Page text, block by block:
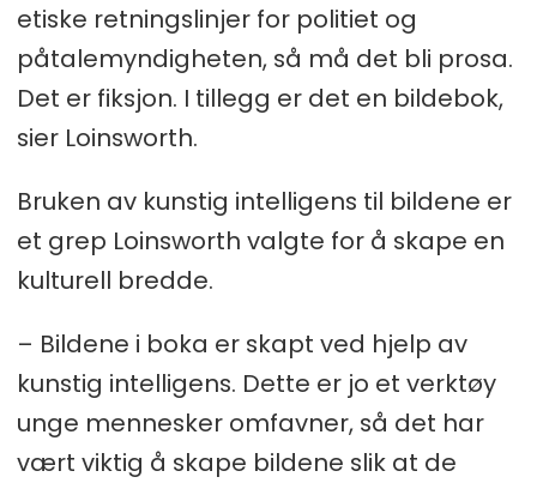
etiske retningslinjer for politiet og
påtalemyndigheten, så må det bli prosa.
Det er fiksjon. I tillegg er det en bildebok,
sier Loinsworth.
Bruken av kunstig intelligens til bildene er
et grep Loinsworth valgte for å skape en
kulturell bredde.
– Bildene i boka er skapt ved hjelp av
kunstig intelligens. Dette er jo et verktøy
unge mennesker omfavner, så det har
vært viktig å skape bildene slik at de